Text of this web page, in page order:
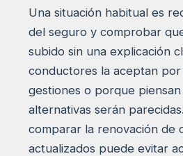
Una situación habitual es
del seguro y comprobar
subido sin una explicación
conductores la aceptan
gestiones o porque
alternativas serán
comparar la renovación de
actualizados puede evitar